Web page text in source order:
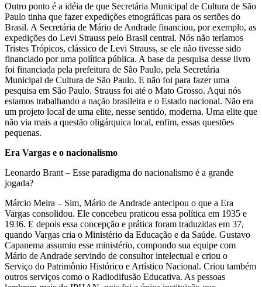
Outro ponto é a idéia de que Secretária Municipal de Cultura de São
Paulo tinha que fazer expedições etnográficas para os sertões do
Brasil. A Secretária de Mário de Andrade financiou, por exemplo, as
expedições do Levi Strauss pelo Brasil central. Nós não teríamos
Tristes Trópicos, clássico de Levi Strauss, se ele não tivesse sido
financiado por uma política pública. A base da pesquisa desse livro
foi financiada pela prefeitura de São Paulo, pela Secretária
Municipal de Cultura de São Paulo. E não foi para fazer uma
pesquisa em São Paulo. Strauss foi até o Mato Grosso. Aqui nós
estamos trabalhando a nação brasileira e o Estado nacional. Não era
um projeto local de uma elite, nesse sentido, moderna. Uma elite que
não via mais a questão oligárquica local, enfim, essas questões
pequenas.
Era Vargas e o nacionalismo
Leonardo Brant – Esse paradigma do nacionalismo é a grande
jogada?
Márcio Meira – Sim, Mário de Andrade antecipou o que a Era
Vargas consolidou. Ele concebeu praticou essa política em 1935 e
1936. E depois essa concepção e prática foram traduzidas em 37,
quando Vargas cria o Ministério da Educação e da Saúde. Gustavo
Capanema assumiu esse ministério, compondo sua equipe com
Mário de Andrade servindo de consultor intelectual e criou o
Serviço do Patrimônio Histórico e Artístico Nacional. Criou também
outros serviços como o Radiodifusão Educativa. As pessoas